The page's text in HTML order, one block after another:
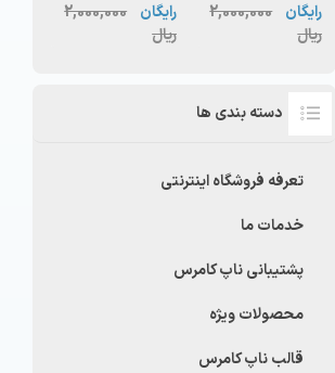
رایگان
2,000,000
ریال
رایگان
2,000,000
ریال
دسته بندی ها
تعرفه فروشگاه اینترنتی
خدمات ما
پشتیبانی ناپ کامرس
محصولات ویژه
قالب ناپ کامرس